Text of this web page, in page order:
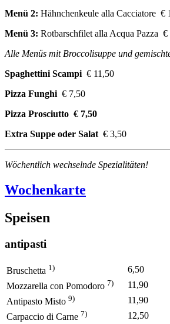
Menü 2: Hähnchenkeule alla Cacciatore €
Menü 3: Rotbarschfilet alla Acqua Pazza €
Alle Menüs mit Broccolisuppe und
Spaghettini Scampi € 11,50
Pizza Funghi € 7,50
Pizza Prosciutto € 7,50
Extra Suppe oder Salat € 3,50
Wöchentlich wechselnde Spezialitäten!
Wochenkarte
Speisen
antipasti
Bruschetta 1)
6,50
Mozzarella con Pomodoro 7)
11,90
Antipasto Misto 9)
11,90
Carpaccio di Carne 7)
12,50